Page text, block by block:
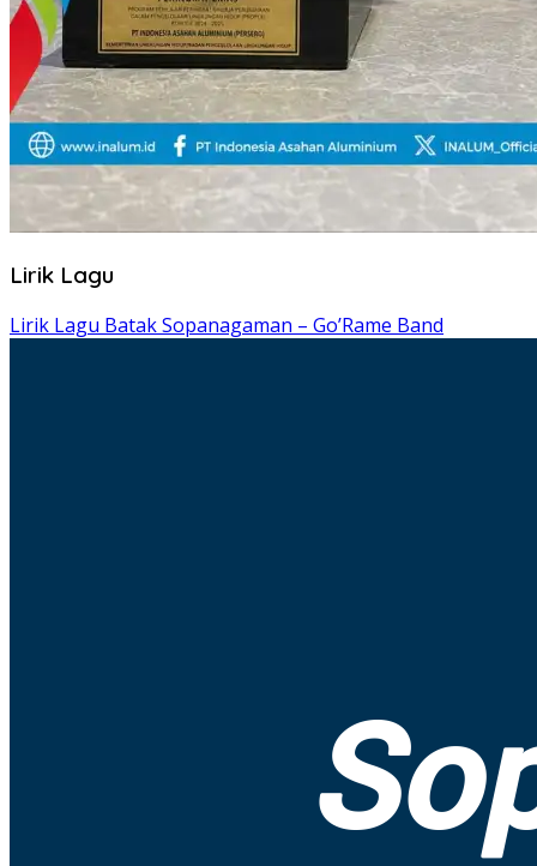
Lirik Lagu
Lirik Lagu Batak Sopanagaman – Go’Rame Band